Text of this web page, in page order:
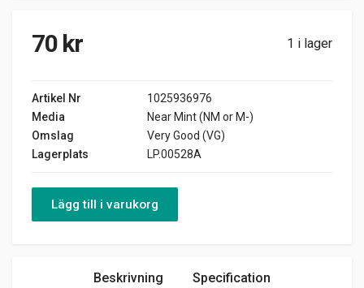
70 kr 1 i lager
Artikel Nr
1025936976
Media
Near Mint (NM or M-)
Omslag
Very Good (VG)
Lagerplats
LP.00528A
Lägg till i varukorg
Beskrivning Specification